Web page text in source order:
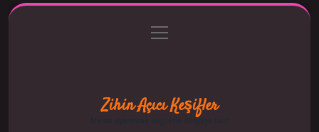
Gizlilik Politikası
menüyü
aç
Zihin Açıcı Keşifler
Merak uyandıran bilgilerle dünyaya bak!